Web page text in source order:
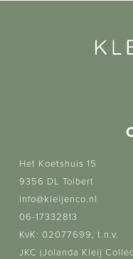
Het Koetshuis 15
9356 DL Tolbert
info@kleijenco.nl
06-17332813
KvK: 02077699, t.n.v.
JKC (Jolanda Kleij